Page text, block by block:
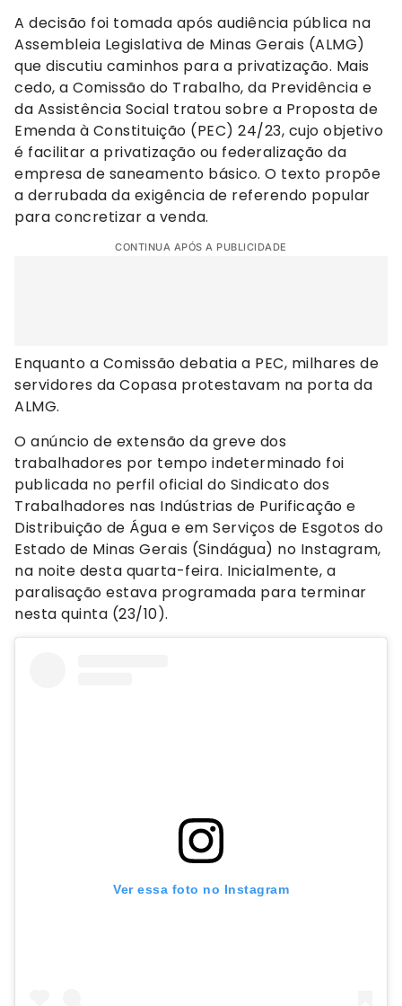
A decisão foi tomada após audiência pública na
Assembleia Legislativa de Minas Gerais (ALMG)
que discutiu caminhos para a privatização. Mais
cedo, a Comissão do Trabalho, da Previdência e
da Assistência Social tratou sobre a Proposta de
Emenda à Constituição (PEC) 24/23, cujo objetivo
é facilitar a privatização ou federalização da
empresa de saneamento básico. O texto propõe
a derrubada da exigência de referendo popular
para concretizar a venda.
CONTINUA APÓS A PUBLICIDADE
Enquanto a Comissão debatia a PEC, milhares de
servidores da Copasa protestavam na porta da
ALMG.
O anúncio de extensão da greve dos
trabalhadores por tempo indeterminado foi
publicada no perfil oficial do Sindicato dos
Trabalhadores nas Indústrias de Purificação e
Distribuição de Água e em Serviços de Esgotos do
Estado de Minas Gerais (Sindágua) no Instagram,
na noite desta quarta-feira. Inicialmente, a
paralisação estava programada para terminar
nesta quinta (23/10).
Ver essa foto no Instagram